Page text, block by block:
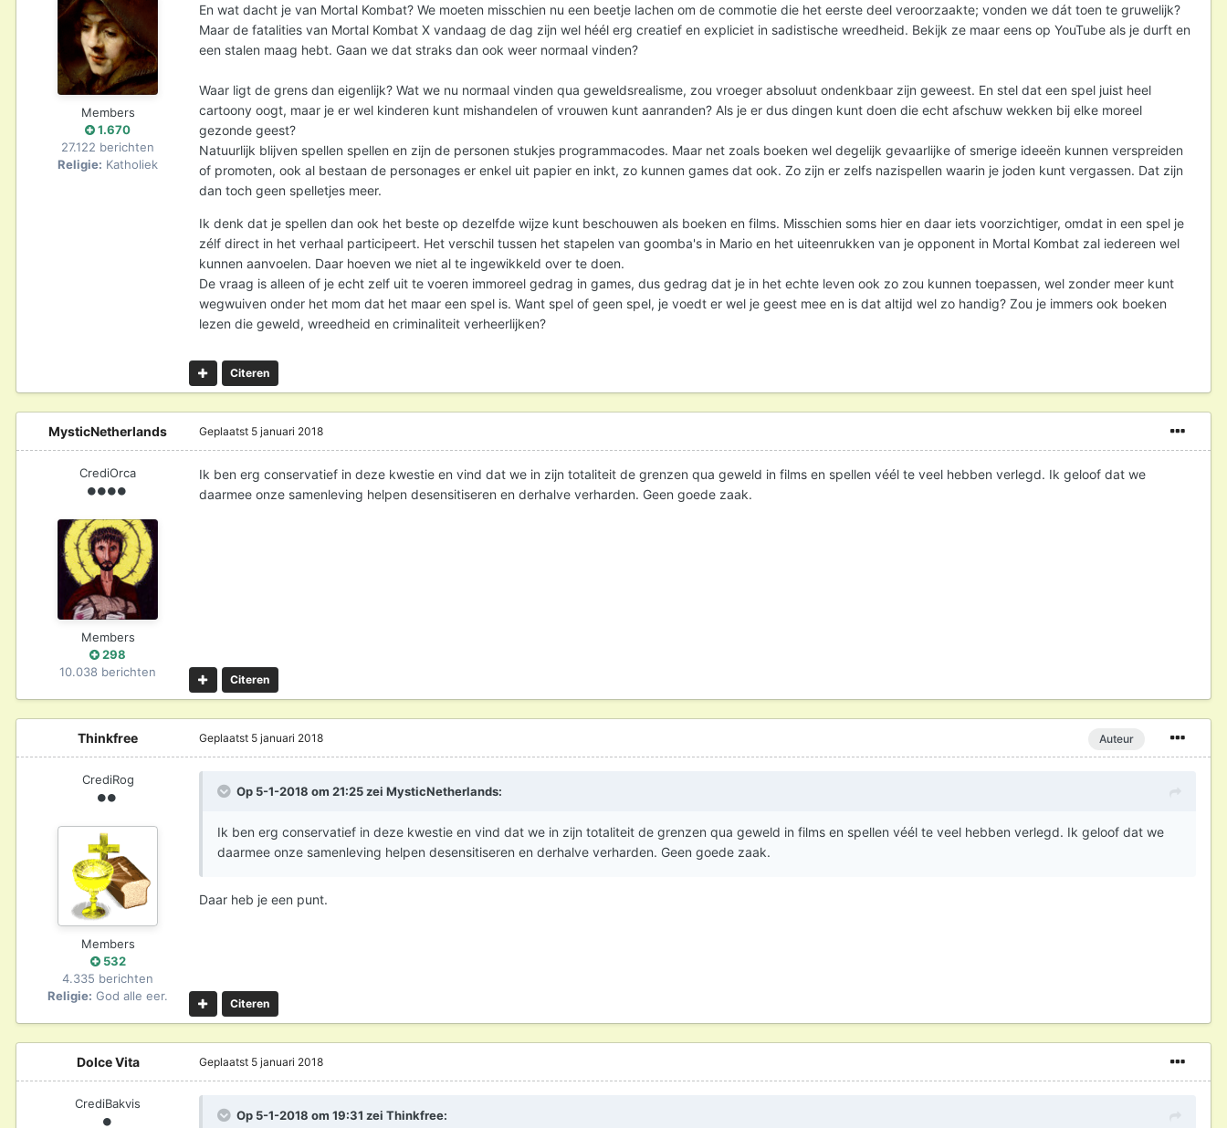
Members
1.670
27.122 berichten
Religie: Katholiek
En wat dacht je van Mortal Kombat? We moeten misschien nu een beetje lachen om de commotie die het eerste deel veroorzaakte; vonden we dát toen te gruwelijk?
Maar de fatalities van Mortal Kombat X vandaag de dag zijn wel héél erg creatief en expliciet in sadistische wreedheid. Bekijk ze maar eens op YouTube als je durft en
een stalen maag hebt. Gaan we dat straks dan ook weer normaal vinden?
Waar ligt de grens dan eigenlijk? Wat we nu normaal vinden qua geweldsrealisme, zou vroeger absoluut ondenkbaar zijn geweest. En stel dat een spel juist heel
cartoony oogt, maar je er wel kinderen kunt mishandelen of vrouwen kunt aanranden? Als je er dus dingen kunt doen die echt afschuw wekken bij elke moreel
gezonde geest?
Natuurlijk blijven spellen spellen en zijn de personen stukjes programmacodes. Maar net zoals boeken wel degelijk gevaarlijke of smerige ideeën kunnen verspreiden
of promoten, ook al bestaan de personages er enkel uit papier en inkt, zo kunnen games dat ook. Zo zijn er zelfs nazispellen waarin je joden kunt vergassen. Dat zijn
dan toch geen spelletjes meer.
Ik denk dat je spellen dan ook het beste op dezelfde wijze kunt beschouwen als boeken en films. Misschien soms hier en daar iets voorzichtiger, omdat in een spel je
zélf direct in het verhaal participeert. Het verschil tussen het stapelen van goomba's in Mario en het uiteenrukken van je opponent in Mortal Kombat zal iedereen wel
kunnen aanvoelen. Daar hoeven we niet al te ingewikkeld over te doen.
De vraag is alleen of je echt zelf uit te voeren immoreel gedrag in games, dus gedrag dat je in het echte leven ook zo zou kunnen toepassen, wel zonder meer kunt
wegwuiven onder het mom dat het maar een spel is. Want spel of geen spel, je voedt er wel je geest mee en is dat altijd wel zo handig? Zou je immers ook boeken
lezen die geweld, wreedheid en criminaliteit verheerlijken?
Citeren
MysticNetherlands
CrediOrca
Members
298
10.038 berichten
Geplaatst 5 januari 2018
Ik ben erg conservatief in deze kwestie en vind dat we in zijn totaliteit de grenzen qua geweld in films en spellen véél te veel hebben verlegd. Ik geloof dat we
daarmee onze samenleving helpen desensitiseren en derhalve verharden. Geen goede zaak.
Citeren
Thinkfree
CrediRog
Members
532
4.335 berichten
Religie: God alle eer.
Auteur
Geplaatst 5 januari 2018
Op 5-1-2018 om 21:25 zei MysticNetherlands:
Ik ben erg conservatief in deze kwestie en vind dat we in zijn totaliteit de grenzen qua geweld in films en spellen véél te veel hebben verlegd. Ik geloof dat we
daarmee onze samenleving helpen desensitiseren en derhalve verharden. Geen goede zaak.
Daar heb je een punt.
Citeren
Dolce Vita
CrediBakvis
Geplaatst 5 januari 2018
Op 5-1-2018 om 19:31 zei Thinkfree: